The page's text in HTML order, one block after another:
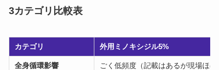
3カテゴリ比較表
カテゴリ 外用ミノキシジル5%
全身循環影響 ごく低頻度（記載はあるが現場ほ